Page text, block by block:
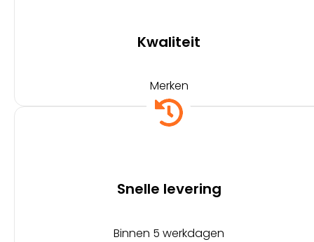
Kwaliteit
Merken
Snelle levering
Binnen 5 werkdagen